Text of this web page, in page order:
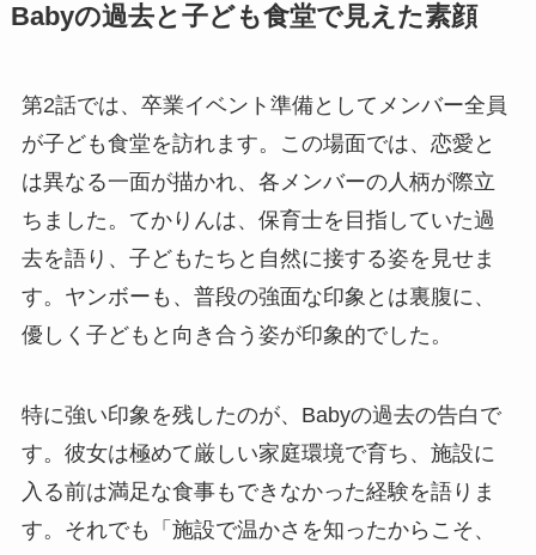
Babyの過去と子ども食堂で見えた素顔
第2話では、卒業イベント準備としてメンバー全員
が子ども食堂を訪れます。この場面では、恋愛と
は異なる一面が描かれ、各メンバーの人柄が際立
ちました。てかりんは、保育士を目指していた過
去を語り、子どもたちと自然に接する姿を見せま
す。ヤンボーも、普段の強面な印象とは裏腹に、
優しく子どもと向き合う姿が印象的でした。
特に強い印象を残したのが、Babyの過去の告白で
す。彼女は極めて厳しい家庭環境で育ち、施設に
入る前は満足な食事もできなかった経験を語りま
す。それでも「施設で温かさを知ったからこそ、